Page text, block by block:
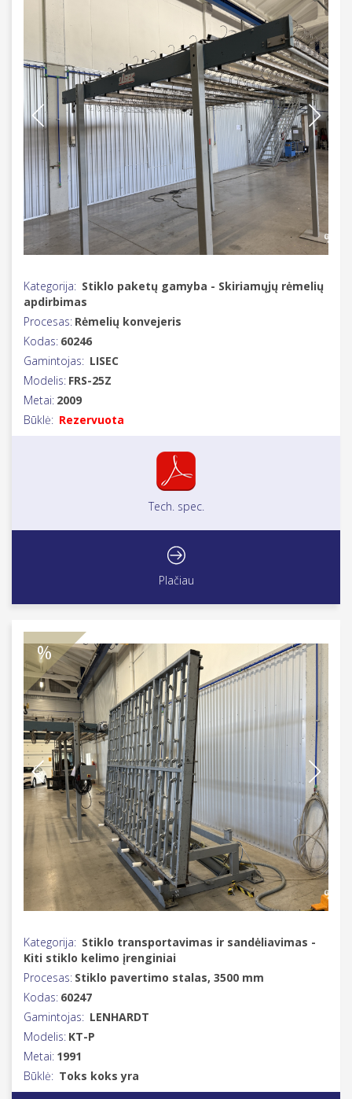
Kategorija: Stiklo paketų gamyba - Skiriamųjų rėmelių
apdirbimas
Procesas: Rėmelių konvejeris
Kodas: 60246
Gamintojas: LISEC
Modelis: FRS-25Z
Metai: 2009
Būklė: Rezervuota
Tech. spec.
Plačiau
%
Kategorija: Stiklo transportavimas ir sandėliavimas -
Kiti stiklo kelimo įrenginiai
Procesas: Stiklo pavertimo stalas, 3500 mm
Kodas: 60247
Gamintojas: LENHARDT
Modelis: KT-P
Metai: 1991
Būklė: Toks koks yra